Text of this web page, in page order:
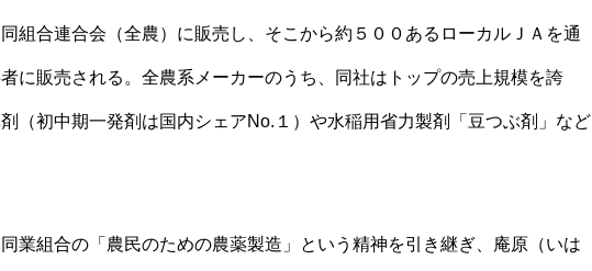
組合連合会（全農）に販売し、そこから約５００あるローカルＪＡを通
に販売される。全農系メーカーのうち、同社はトップの売上規模を誇
（初中期一発剤は国内シェアNo.１）や水稲用省力製剤「豆つぶ剤」など
業組合の「農民のための農薬製造」という精神を引き継ぎ、庵原（いは